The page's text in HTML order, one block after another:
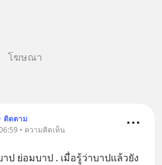
โฆษณา
ติดตาม
• ความคิดเห็น
ป ย่อมบาป . เมื่อรู้ว่าบาปแล้วยัง